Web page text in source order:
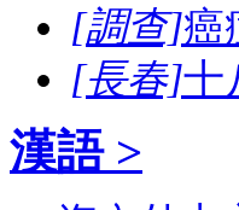
[調查]癌
[長春]十
漢語 >